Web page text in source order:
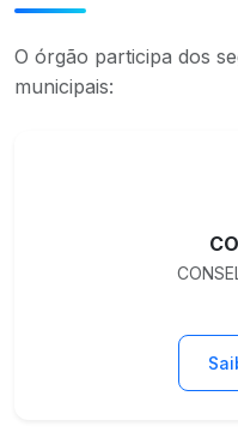
O órgão participa dos
municipais: